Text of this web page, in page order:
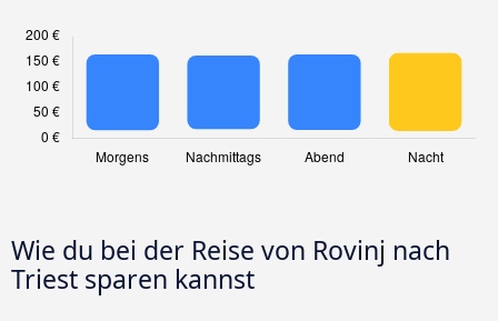
Wie du bei der Reise von Rovinj nach
Triest sparen kannst